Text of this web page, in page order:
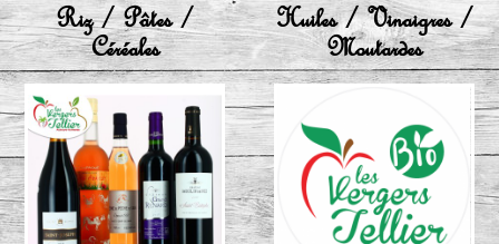
Riz / Pâtes /
Céréales
Huiles / Vinaigres /
Moutardes